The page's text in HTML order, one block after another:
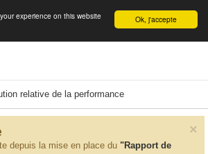
English Ok, j'accepte
experience on this website
relative de la performance
×
depuis la mise en place du "Rapport de